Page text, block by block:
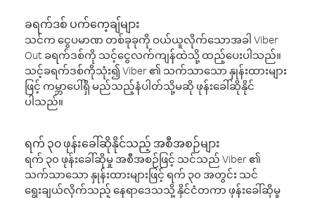
ခရက်ဒစ် ပက်ကေ့ချ်များ
သင်က ငွေပမာဏ တစ်ခုခုကို ဝယ်ယူလိုက်သောအခါ Viber
Out ခရက်ဒစ်ကို သင့်ငွေလက်ကျန်ထဲသို့ ထည့်ပေးပါသည်။
သင့်ခရက်ဒစ်ကိုသုံး၍ Viber ၏ သက်သာသော နှုန်းထားများ
ဖြင့် ကမ္ဘာပေါ်ရှိ မည်သည့်နံပါတ်သို့မဆို ဖုန်းခေါ်ဆိုနိုင်
ပါသည်။
ရက် ၃၀ ဖုန်းခေါ်ဆိုနိုင်သည့် အစီအစဉ်များ
ရက် ၃၀ ဖုန်းခေါ်ဆိုမှု အစီအစဉ်ဖြင့် သင်သည် Viber ၏
သက်သာသော နှုန်းထားများဖြင့် ရက် ၃၀ အတွင်း သင်
ရွေးချယ်လိုက်သည့် နေရာဒေသသို့ နိုင်ငံတကာ ဖုန်းခေါ်ဆိုမှု